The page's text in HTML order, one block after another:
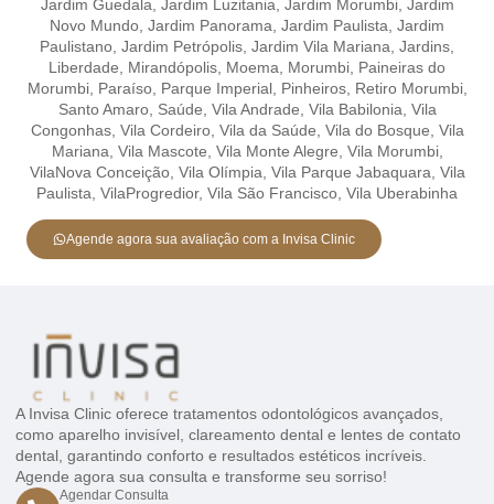
Jardim Guedala, Jardim Luzitania, Jardim Morumbi, Jardim
Novo Mundo, Jardim Panorama, Jardim Paulista, Jardim
Paulistano, Jardim Petrópolis, Jardim Vila Mariana, Jardins,
Liberdade, Mirandópolis, Moema, Morumbi, Paineiras do
Morumbi, Paraíso, Parque Imperial, Pinheiros, Retiro Morumbi,
Santo Amaro, Saúde, Vila Andrade, Vila Babilonia, Vila
Congonhas, Vila Cordeiro, Vila da Saúde, Vila do Bosque, Vila
Mariana, Vila Mascote, Vila Monte Alegre, Vila Morumbi,
VilaNova Conceição, Vila Olímpia, Vila Parque Jabaquara, Vila
Paulista, VilaProgredior, Vila São Francisco, Vila Uberabinha
Agende agora sua avaliação com a Invisa Clinic
A Invisa Clinic oferece tratamentos odontológicos avançados,
como aparelho invisível, clareamento dental e lentes de contato
dental, garantindo conforto e resultados estéticos incríveis.
Agende agora sua consulta e transforme seu sorriso!
Agendar Consulta